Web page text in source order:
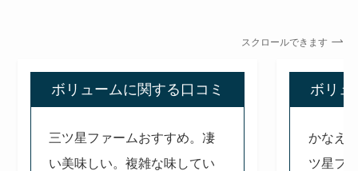
スクロールできます
ボリュームに関する口コミ
三ツ星ファームおすすめ。凄
い美味しい。複雑な味してい
ボリュ
かなえ
ツ星フ